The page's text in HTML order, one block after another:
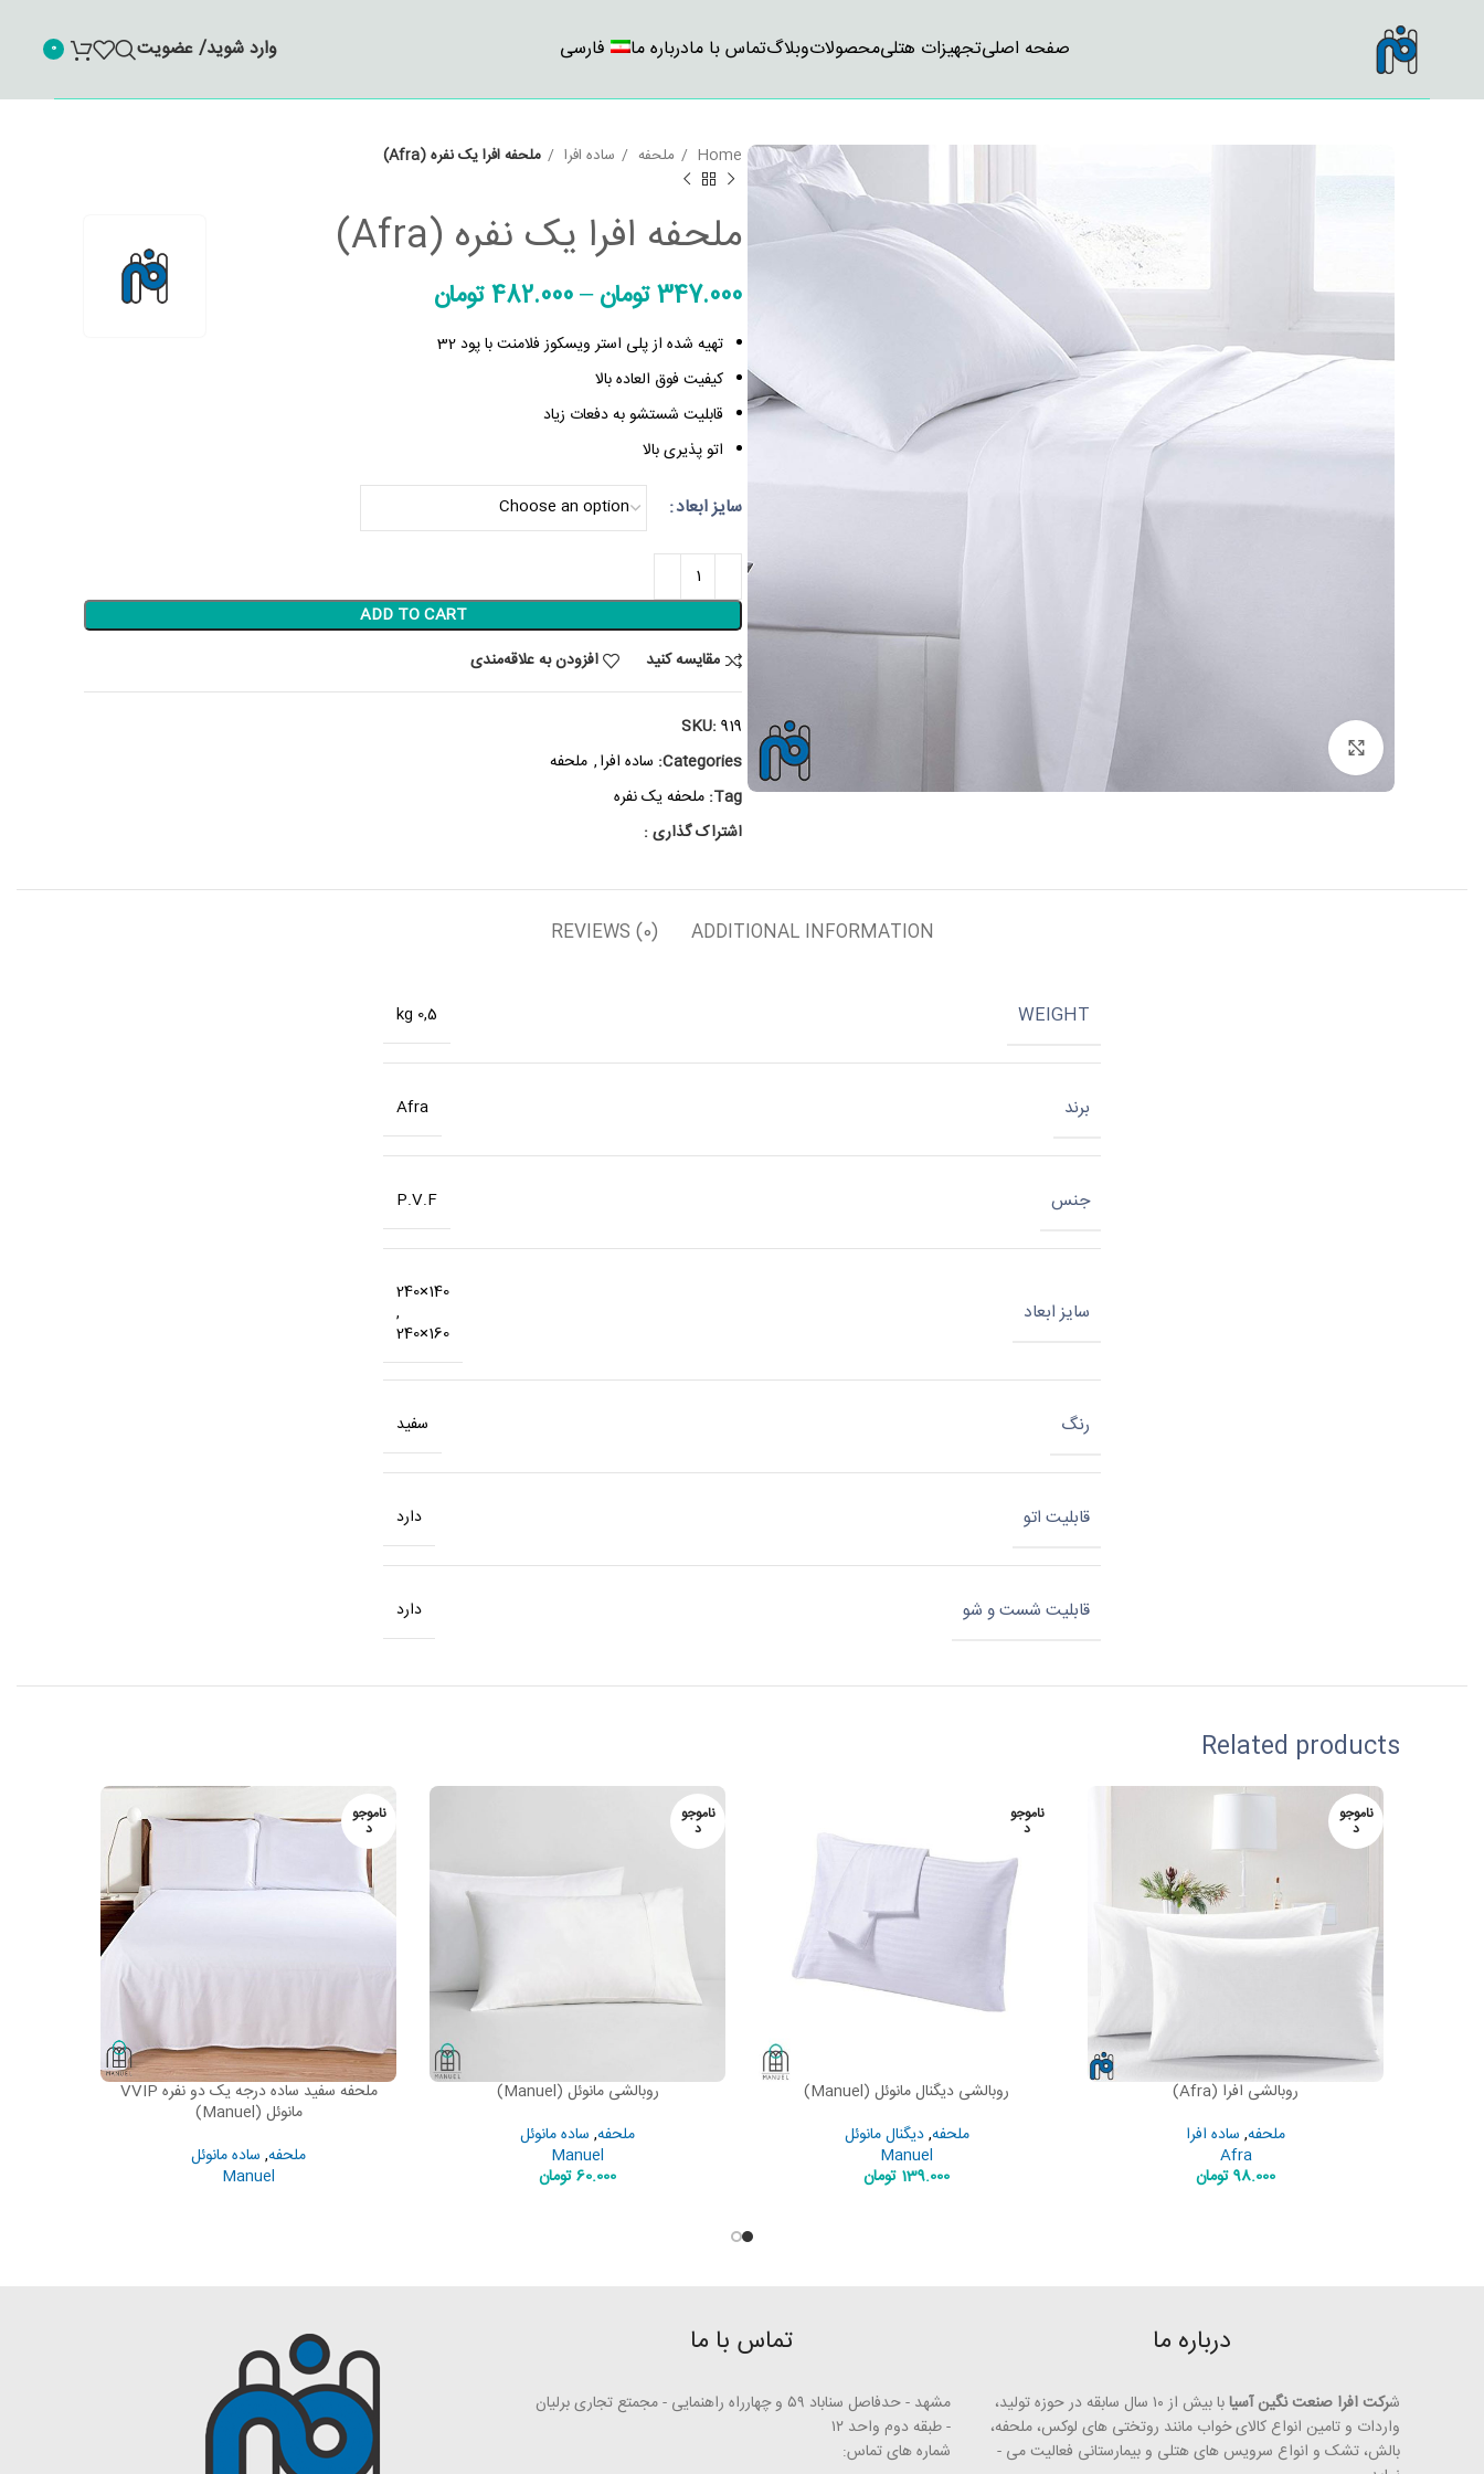
صفحه اصلیتجهیزات هتلیمحصولاتوبلاگتماس با مادرباره ما فارسی وارد شوید/ عضویت 0
Home ملحفه ساده افرا ملحفه افرا یک نفره (Afra)
ملحفه افرا یک نفره (Afra)
347.000تومان–
482.000تومان
تهیه شده از پلی استر ویسکوز فلامنت با پود 32
کیفیت فوق العاده بالا
قابلیت شستشو به دفعات زیاد
اتو پذیری بالا
سایز ابعاد
ADD TO CART
مقایسه کنید
افزودن به علاقه‌مندی
SKU: 919
Categories: ساده افرا, ملحفه
Tag: ملحفه یک نفره
اشتراک گذاری :
ADDITIONAL INFORMATION
REVIEWS (0)
WEIGHT
0,5 kg
برند Afra
جنس P.V.F
سایز ابعاد
140×240
,
160×240
رنگ سفید
قابلیت اتو دارد
قابلیت شست و شو دارد
Related products
ناموجو
د
روبالشی افرا (Afra)
ملحفه, ساده افرا
Afra
98.000تومان
ناموجو
د
READ MORE
روبالشی دیگنال مانوئل (Manuel)
ملحفه,دیگنال مانوئل
Manuel
139.000 تومان
ناموجو
د
READ MOREروبالشی مانوئل (Manuel)
ملحفه, ساده مانوئل
Manuel
60.000تومان
ناموجو
د
READ MORE ملحفه سفید ساده درجه یک دو نفره VVIP
مانوئل (Manuel)
ملحفه, ساده مانوئل
Manuel
تماس با ما
مشهد - حدفاصل سناباد ۵۹ و چهارراه راهنمایی - مجمتع تجاری برلیان
- طبقه دوم واحد ۱۲
شماره های تماس:
درباره ما
شرکت افرا صنعت نگین آسیا
با بیش از ۱۰ سال سابقه در حوزه تولید،
واردات و تامین انواع کالای خواب مانند روتختی­ های لوکس، ملحفه،
بالش، تشک و انواع سرویس های هتلی و بیمارستانی فعالیت می ­